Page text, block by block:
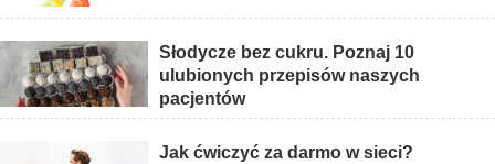
Słodycze bez cukru. Poznaj 10
ulubionych przepisów naszych
pacjentów
Jak ćwiczyć za darmo w sieci?